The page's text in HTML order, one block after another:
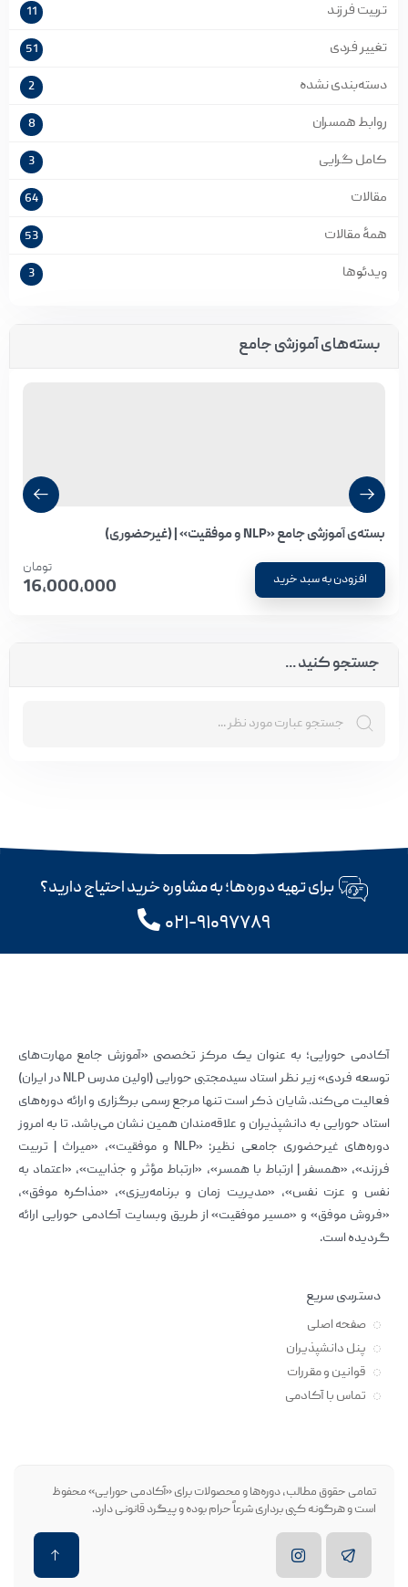
تربیت فرزند 11
تغییر فردی 51
دسته‌بندی نشده 2
روابط همسران 8
کامل گرایی 3
مقالات 64
همۀ مقالات 53
ویدئوها 3
بسته‌های آموزشی جامع
بسته‌ی آموزشی جامع «NLP و موفقیت» | (غیرحضوری)
افزودن به سبد خرید
تومان
16,000,000
جستجو کنید ...
برای تهیه دوره‌ها؛ به مشاوره خرید احتیاج دارید؟
۰۲۱-۹۱۰۹۷۷۸۹
آکادمی حورایی؛ به عنوان یک مرکز تخصصی «آموزش جامع مهارت‌های
توسعه فردی» زیر نظر استاد سیدمجتبی حورایی (اولین مدرس NLP در ایران)
فعالیت می‌کند. شایان ذکر است تنها مرجع رسمی برگزاری و ارائه دوره‌های
استاد حورایی به دانشپذیران و علاقه‌مندان همین نشان می‌باشد. تا به امروز
دوره‌های غیرحضوری جامعی نظیر: «NLP و موفقیت»، «میراث | تربیت
فرزند»، «همسفر | ارتباط با همسر»، «ارتباط مؤثر و جذابیت»، «اعتماد به
نفس و عزت نفس»، «مدیریت زمان و برنامه‌ریزی»، «مذاکره موفق»،
«فروش موفق» و «مسیر موفقیت» از طریق وبسایت آکادمی حورایی ارائه
گردیده است.
دسترسی سریع
صفحه اصلی
پنل دانشپذیران
قوانین و مقررات
تماس با آکادمی
تمامی حقوق مطالب، دوره‌ها و محصولات برای «آکادمی حورایی» محفوظ
است و هرگونه کپی برداری شرعاً حرام بوده و پیگرد قانونی دارد.